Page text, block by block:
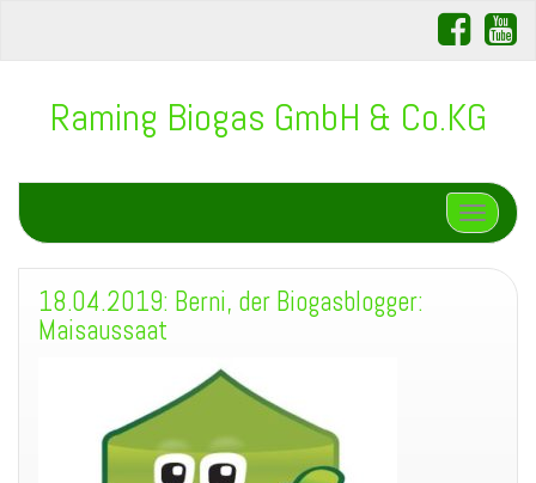
Raming Biogas GmbH & Co.KG
Schalte
18.04.2019: Berni, der Biogasblogger:
Maisaussaat